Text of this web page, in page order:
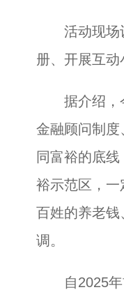
活动现场设
册、开展互动
据介绍，今
金融顾问制
同富裕的底
裕示范区，一
百姓的养老钱
调。
自2025年首